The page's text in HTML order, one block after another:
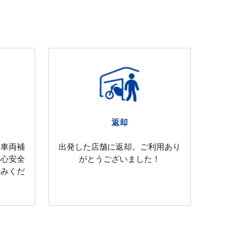
縦断旅へ！🏍️🎒✈️🌿🛫
受付中！🏍️✨🌿🛫
両補
安全
くだ
返却
出発した店舗に返却。ご利用あり
がとうございました！